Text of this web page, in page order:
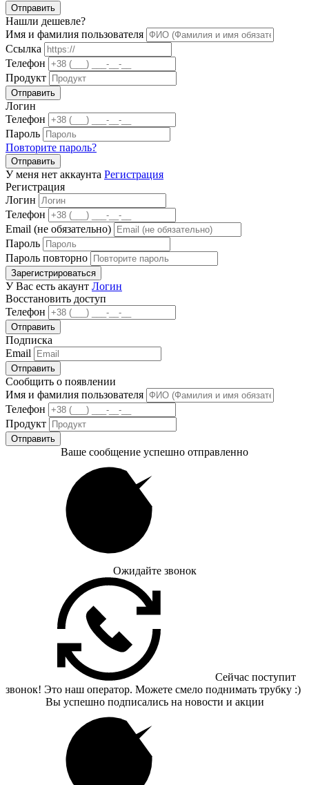
Отправить
Нашли дешевле?
Имя и фамилия пользователя
Ссылка
Телефон
Продукт
Отправить
Логин
Телефон
Пароль
Повторите пароль?
Отправить
У меня нет аккаунта Регистрация
Регистрация
Логин
Телефон
Email (не обязательно)
Пароль
Пароль повторно
Зарегистрироваться
У Вас есть акаунт Логин
Восстановить доступ
Телефон
Отправить
Подписка
Email
Отправить
Сообщить о появлении
Имя и фамилия пользователя
Телефон
Продукт
Отправить
Ваше сообщение успешно отправленно
Ожидайте звонок
Сейчас поступит
звонок! Это наш оператор. Можете смело поднимать трубку :)
Вы успешно подписались на новости и акции